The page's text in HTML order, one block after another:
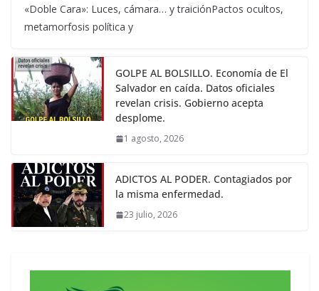
«Doble Cara»: Luces, cámara… y traiciónPactos ocultos,
metamorfosis política y
GOLPE AL BOLSILLO. Economía de El
Salvador en caída. Datos oficiales
revelan crisis. Gobierno acepta
desplome.
1 agosto, 2026
ADICTOS AL PODER. Contagiados por
la misma enfermedad.
23 julio, 2026